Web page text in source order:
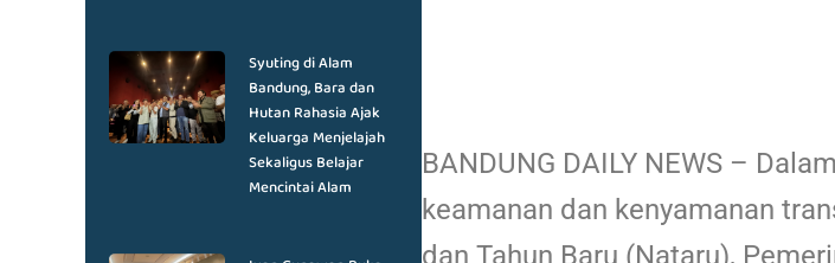
Syuting di Alam
Bandung, Bara dan
Hutan Rahasia Ajak
Keluarga Menjelajah
Sekaligus Belajar
Mencintai Alam
BANDUNG DAILY NEWS –
keamanan dan kenyamanan
dan Tahun Baru (Nataru),